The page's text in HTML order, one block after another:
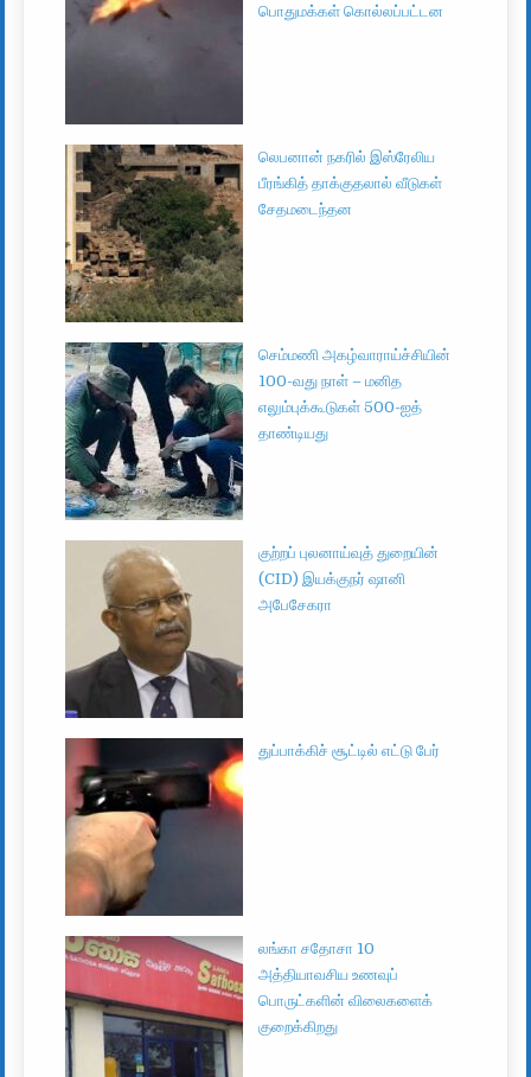
பொதுமக்கள் கொல்லப்பட்டன
லெபனான் நகரில் இஸ்ரேலிய
பீரங்கித் தாக்குதலால் வீடுகள்
சேதமடைந்தன
செம்மணி அகழ்வாராய்ச்சியின்
100-வது நாள் – மனித
எலும்புக்கூடுகள் 500-ஐத்
தாண்டியது
குற்றப் புலனாய்வுத் துறையின்
(CID) இயக்குநர் ஷானி
அபேசேகரா
துப்பாக்கிச் சூட்டில் எட்டு பேர்
லங்கா சதோசா 10
அத்தியாவசிய உணவுப்
பொருட்களின் விலைகளைக்
குறைக்கிறது